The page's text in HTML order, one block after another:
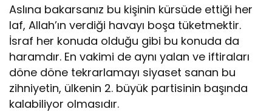
Aslına bakarsanız bu kişinin kürsüde ettiği her
laf, Allah’ın verdiği havayı boşa tüketmektir.
İsraf her konuda olduğu gibi bu konuda da
haramdır. En vakimi de aynı yalan ve iftiraları
döne döne tekrarlamayı siyaset sanan bu
zihniyetin, ülkenin 2. büyük partisinin başında
kalabiliyor olmasıdır.